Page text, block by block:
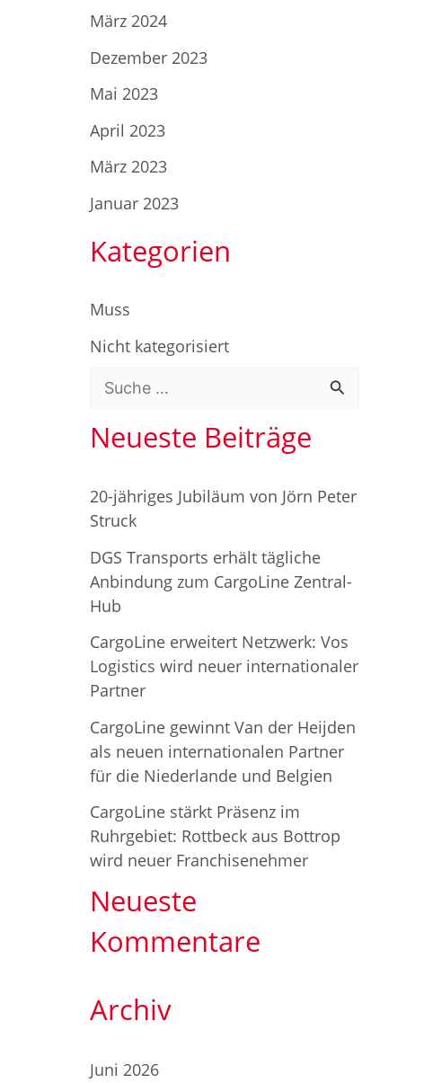
März 2024
Dezember 2023
Mai 2023
April 2023
März 2023
Januar 2023
Kategorien
Muss
Nicht kategorisiert
c
e
n
a
c
h
Neueste Beiträge
20-jähriges Jubiläum von Jörn Peter
Struck
DGS Transports erhält tägliche
Anbindung zum CargoLine Zentral-
Hub
CargoLine erweitert Netzwerk: Vos
Logistics wird neuer internationaler
Partner
CargoLine gewinnt Van der Heijden
als neuen internationalen Partner
für die Niederlande und Belgien
CargoLine stärkt Präsenz im
Ruhrgebiet: Rottbeck aus Bottrop
wird neuer Franchisenehmer
Neueste
Kommentare
Archiv
Juni 2026